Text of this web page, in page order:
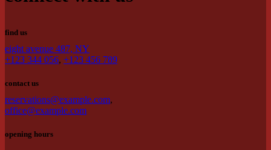
find us
eight avenue 487, NY
+123 344 056, +123 456 789
contact us
reservations@example.com,
office@example.com
opening hours